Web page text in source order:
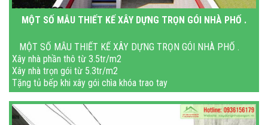
MỘT SỐ MẪU THIẾT KẾ XÂY DỰNG TRỌN GÓI NHÀ PHỐ .
MỘT SỐ MẪU THIẾT KẾ XÂY DỰNG TRỌN GÓI NHÀ PHỐ .
Xây nhà phần thô từ 3.5tr/m2
Xây nhà trọn gói từ 5.3tr/m2
Tặng tủ bếp khi xây gói chìa khóa trao tay
Miễn phí xin phép xây dựng
Miễn phí hồ sơ thiết kế thi công
Bảo h